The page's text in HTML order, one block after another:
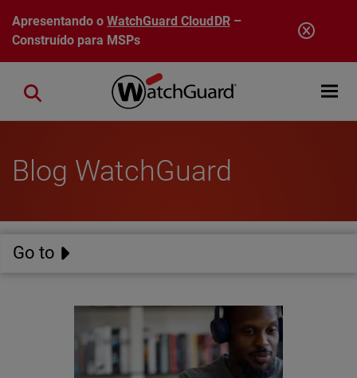
Pular para o conteúdo principal
Apresentando oWatchGuard CloudDR–
Construído para MSPs
Open
Close search
Blog WatchGuard
Go to